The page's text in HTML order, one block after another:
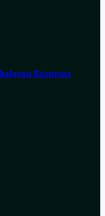
Kusursuz